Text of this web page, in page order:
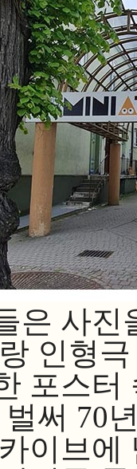
은 사
인형
포스
써 70
이브